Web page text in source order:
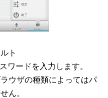
ト
ワードを入力します。
ウザの種類によってはパ
ん。